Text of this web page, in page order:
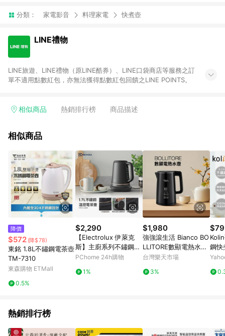
分類： 家電影音 料理家電 快煮壺
LINE禮物
LINE旅遊、LINE禮物（原LINE酷券）、LINE口袋商店等服務之訂
單不適用點數紅包，亦無法獲得點數紅包回饋之LINE POINTS。
相似商品 熱銷排行榜 商品描述
相似商品
降價
$572 (降$78)
東銘 1.8L不鏽鋼電茶壺
TM-7310
東森購物 ETMall
0.5%
$2,290
【Electrolux 伊萊克
斯】主廚系列不鏽鋼溫
控電茶壺(E7EK1-60B
濾網
PChome 24h購物
1%
$1,980
強強滾生活 Bianco BO
LLITORE數顯電熱水壺
熱水壺 快煮壺 KT020
台灣樂天市場
3%
鋼快
2
熱銷排行榜